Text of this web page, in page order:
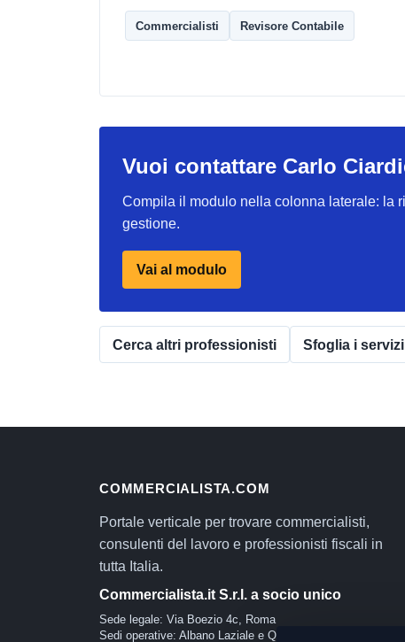
Commercialisti Revisore Contabile
Vuoi contattare Carlo
Compila il modulo nella colonna laterale: la
gestione.
Vai al modulo
Cerca altri professionisti Sfoglia i servizi
COMMERCIALISTA.COM
Portale verticale per trovare commercialisti,
consulenti del lavoro e professionisti fiscali in
tutta Italia.
Commercialista.it S.r.l. a socio unico
Sede legale: Via Boezio 4c, Roma
Sedi operative: Albano Laziale e Quartu Sant'Elena